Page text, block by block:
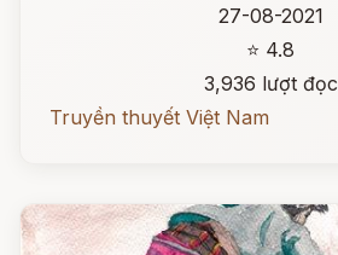
27-08-2021
⭐ 4.8
3,936 lượt đọc
Truyền thuyết Việt Nam